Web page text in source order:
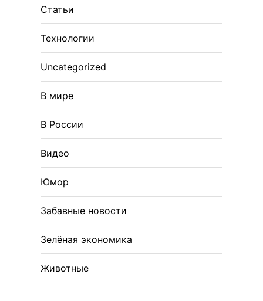
Статьи
Технологии
Uncategorized
В мире
В России
Видео
Юмор
Забавные новости
Зелёная экономика
Животные